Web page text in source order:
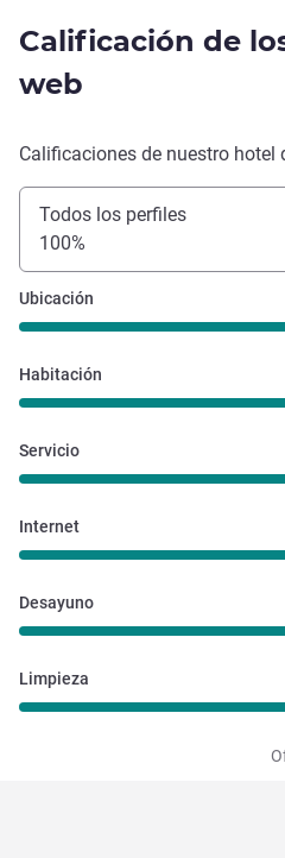
Calificación de
web
Calificaciones de nuestro hotel
Todos los perfiles
100%
Ubicación
Habitación
Servicio
Internet
Desayuno
Limpieza